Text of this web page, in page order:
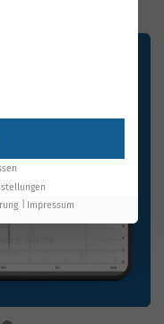
für die eine
Impressum